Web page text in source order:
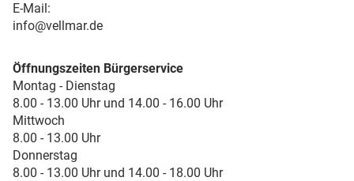
E-Mail:
info@vellmar.de
Öffnungszeiten Bürgerservice
Montag - Dienstag
8.00 - 13.00 Uhr und 14.00 - 16.00 Uhr
Mittwoch
8.00 - 13.00 Uhr
Donnerstag
8.00 - 13.00 Uhr und 14.00 - 18.00 Uhr